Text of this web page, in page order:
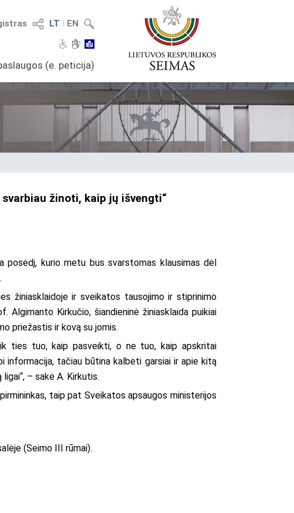
LT I EN
(e. peticija)
žinoti, kaip jų išvengti“
posėdį, kurio metu bus svarstomas klausimas dėl
žiniasklaidoje ir sveikatos tausojimo ir stiprinimo
Algimanto Kirkučio, šiandieninė žiniasklaida puikiai
priežastis ir kovą su jomis.
ties tuo, kaip pasveikti, o ne tuo, kaip apskritai
informacija, tačiau būtina kalbėti garsiai ir apie kitą
– sakė A. Kirkutis.
taip pat Sveikatos apsaugos ministerijos
(Seimo III rūmai).